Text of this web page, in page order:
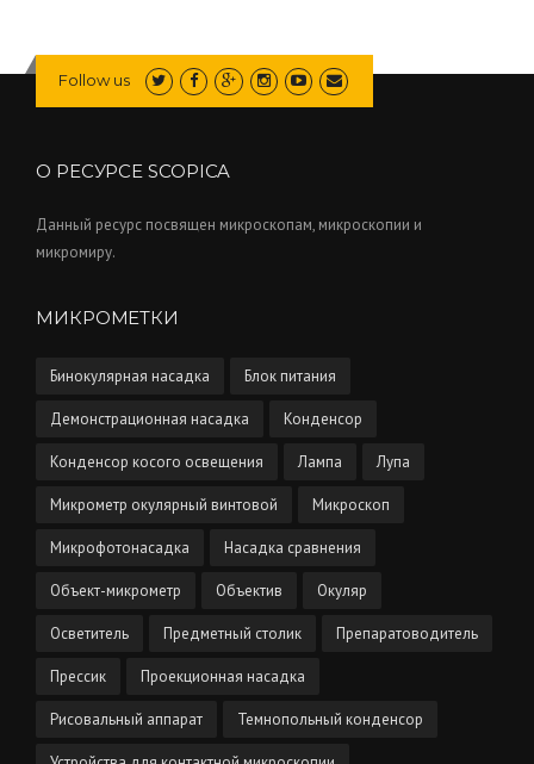
Follow us
О РЕСУРСЕ SCOPICA
Данный ресурс посвящен микроскопам, микроскопии и
микромиру.
МИКРОМЕТКИ
Бинокулярная насадка Блок питания
Демонстрационная насадка Конденсор
Конденсор косого освещения Лампа Лупа
Микрометр окулярный винтовой Микроскоп
Микрофотонасадка Насадка сравнения
Объект-микрометр Объектив Окуляр
Осветитель Предметный столик Препаратоводитель
Прессик Проекционная насадка
Рисовальный аппарат Темнопольный конденсор